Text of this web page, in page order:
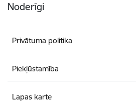
Noderīgi
Privātuma politika
Piekļūstamība
Lapas karte